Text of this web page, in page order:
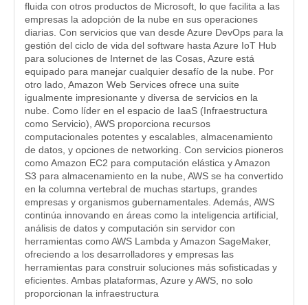
fluida con otros productos de Microsoft, lo que facilita a las
empresas la adopción de la nube en sus operaciones
diarias. Con servicios que van desde Azure DevOps para la
gestión del ciclo de vida del software hasta Azure IoT Hub
para soluciones de Internet de las Cosas, Azure está
equipado para manejar cualquier desafío de la nube. Por
otro lado, Amazon Web Services ofrece una suite
igualmente impresionante y diversa de servicios en la
nube. Como líder en el espacio de IaaS (Infraestructura
como Servicio), AWS proporciona recursos
computacionales potentes y escalables, almacenamiento
de datos, y opciones de networking. Con servicios pioneros
como Amazon EC2 para computación elástica y Amazon
S3 para almacenamiento en la nube, AWS se ha convertido
en la columna vertebral de muchas startups, grandes
empresas y organismos gubernamentales. Además, AWS
continúa innovando en áreas como la inteligencia artificial,
análisis de datos y computación sin servidor con
herramientas como AWS Lambda y Amazon SageMaker,
ofreciendo a los desarrolladores y empresas las
herramientas para construir soluciones más sofisticadas y
eficientes. Ambas plataformas, Azure y AWS, no solo
proporcionan la infraestructura